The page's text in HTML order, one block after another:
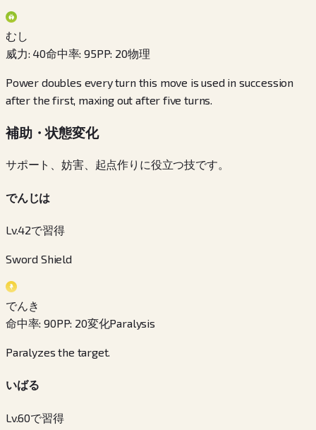
むし
威力: 40命中率:95PP: 20物理
Power doubles every turn this move is used in succession
after the first, maxing out after five turns.
補助・状態変化
サポート、妨害、起点作りに役立つ技です。
でんじは
Lv.42で習得
Sword Shield
でんき
命中率:90PP: 20変化Paralysis
Paralyzes the target.
いばる
Lv.60で習得